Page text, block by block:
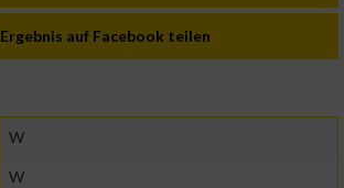
Ergebnis auf Facebook teilen
W
W